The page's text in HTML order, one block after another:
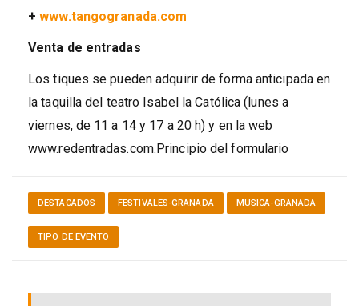
+www.tangogranada.com
Venta de entradas
Los tiques se pueden adquirir de forma anticipada en
la taquilla del teatro Isabel la Católica (lunes a
viernes, de 11 a 14 y 17 a 20 h) y en la web
www.redentradas.com.Principio del formulario
DESTACADOS FESTIVALES-GRANADA MUSICA-GRANADA
TIPO DE EVENTO